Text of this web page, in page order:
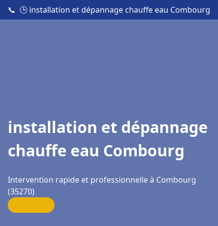
📞 🕒 installation et dépannage chauffe eau Combourg
installation et dépannage
chauffe eau Combourg
Intervention rapide et professionnelle à Combourg
(35270)